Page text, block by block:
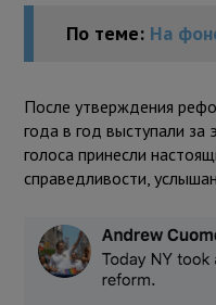
По теме: На
После утверждения
года в год выступали за
голоса принесли
справедливости,